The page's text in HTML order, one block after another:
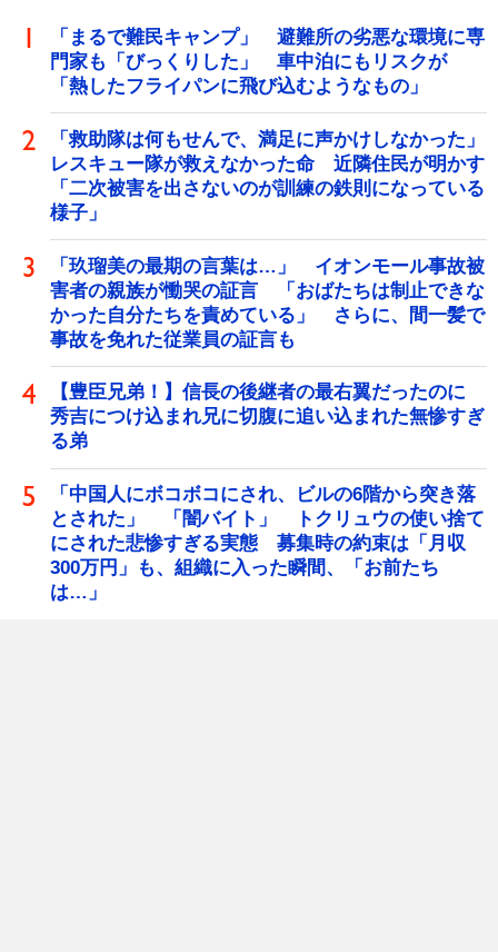
「まるで難民キャンプ」 避難所の劣悪な環境に専
門家も「びっくりした」 車中泊にもリスクが
「熱したフライパンに飛び込むようなもの」
「救助隊は何もせんで、満足に声かけしなかった」
レスキュー隊が救えなかった命 近隣住民が明かす
「二次被害を出さないのが訓練の鉄則になっている
様子」
「玖瑠美の最期の言葉は…」 イオンモール事故被
害者の親族が慟哭の証言 「おばたちは制止できな
かった自分たちを責めている」 さらに、間一髪で
事故を免れた従業員の証言も
【豊臣兄弟！】信長の後継者の最右翼だったのに
秀吉につけ込まれ兄に切腹に追い込まれた無惨すぎ
る弟
「中国人にボコボコにされ、ビルの6階から突き落
とされた」 「闇バイト」 トクリュウの使い捨て
にされた悲惨すぎる実態 募集時の約束は「月収
300万円」も、組織に入った瞬間、「お前たち
は…」